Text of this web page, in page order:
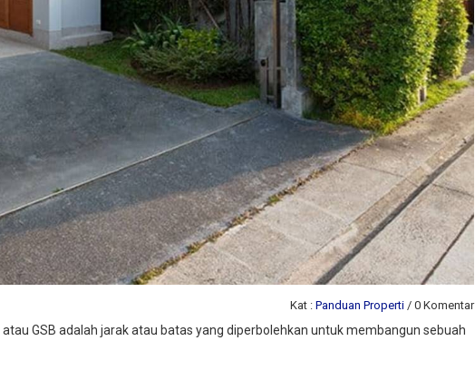
Kat : Panduan Properti / 0 Komentar
GSB adalah jarak atau batas yang diperbolehkan untuk membangun sebuah
1,30 M Jual